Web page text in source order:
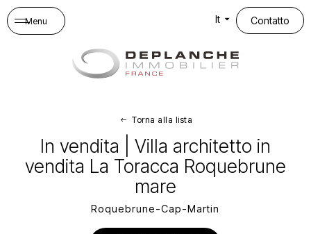
Menu It Contatto
Torna alla lista
In vendita | Villa architetto in
vendita La Toracca Roquebrune
mare
Roquebrune-Cap-Martin